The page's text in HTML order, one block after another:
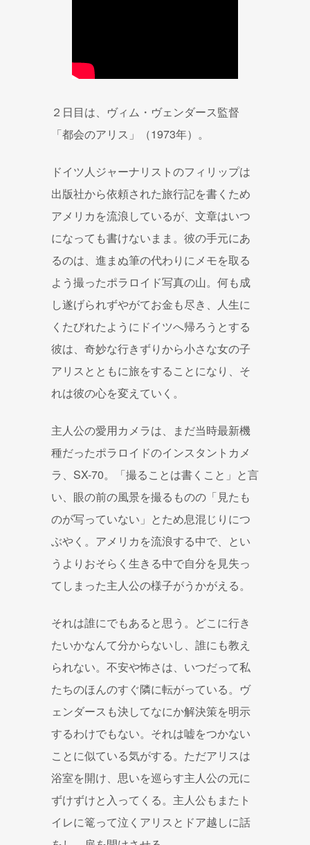
２日目は、ヴィム・ヴェンダース監督
「都会のアリス」（1973年）。
ドイツ人ジャーナリストのフィリップは
出版社から依頼された旅行記を書くため
アメリカを流浪しているが、文章はいつ
になっても書けないまま。彼の手元にあ
るのは、進まぬ筆の代わりにメモを取る
よう撮ったポラロイド写真の山。何も成
し遂げられずやがてお金も尽き、人生に
くたびれたようにドイツへ帰ろうとする
彼は、奇妙な行きずりから小さな女の子
アリスとともに旅をすることになり、そ
れは彼の心を変えていく。
主人公の愛用カメラは、まだ当時最新機
種だったポラロイドのインスタントカメ
ラ、SX-70。「撮ることは書くこと」と言
い、眼の前の風景を撮るものの「見たも
のが写っていない」とため息混じりにつ
ぶやく。アメリカを流浪する中で、とい
うよりおそらく生きる中で自分を見失っ
てしまった主人公の様子がうかがえる。
それは誰にでもあると思う。どこに行き
たいかなんて分からないし、誰にも教え
られない。不安や怖さは、いつだって私
たちのほんのすぐ隣に転がっている。ヴ
ェンダースも決してなにか解決策を明示
するわけでもない。それは嘘をつかない
ことに似ている気がする。ただアリスは
浴室を開け、思いを巡らす主人公の元に
ずけずけと入ってくる。主人公もまたト
イレに篭って泣くアリスとドア越しに話